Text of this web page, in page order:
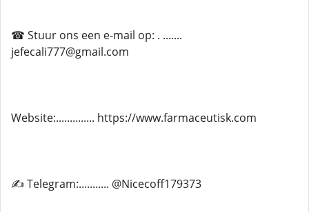
☎ Stuur ons een e-mail op: . .......
jefecali777@gmail.com
Website:.............. https://www.farmaceutisk.com
✍ Telegram:........... @Nicecoff179373